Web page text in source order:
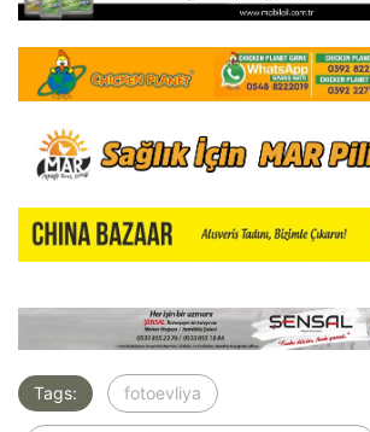
Tags: fotoevliya